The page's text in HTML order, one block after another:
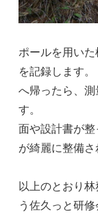
ポールを用い
を記
へ帰ったら、
面や設計書が
が綺麗に整備さ
以上のとおり
う佐久っと研修